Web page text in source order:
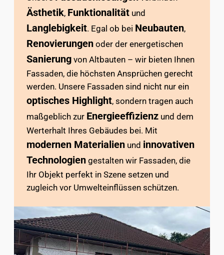
Ästhetik, Funktionalität und
Langlebigkeit. Egal ob bei Neubauten,
Renovierungen oder der energetischen
Sanierung von Altbauten – wir bieten Ihnen
Fassaden, die höchsten Ansprüchen gerecht
werden. Unsere Fassaden sind nicht nur ein
optisches Highlight, sondern tragen auch
maßgeblich zur Energieeffizienz und dem
Werterhalt Ihres Gebäudes bei. Mit
modernen Materialien und innovativen
Technologien gestalten wir Fassaden, die
Ihr Objekt perfekt in Szene setzen und
zugleich vor Umwelteinflüssen schützen.